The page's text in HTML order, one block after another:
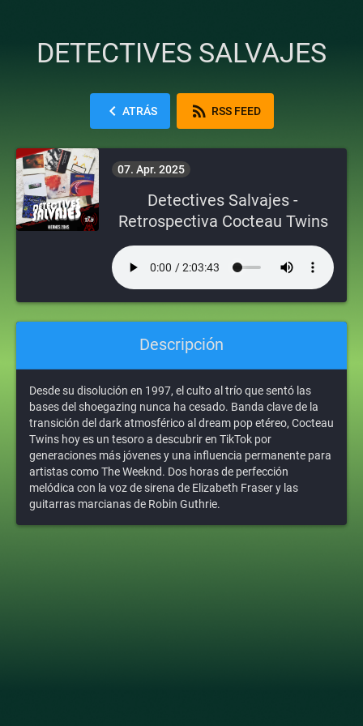
DETECTIVES SALVAJES
chevron_left ATRÁS rss_feed RSS FEED
07. Apr. 2025
Detectives Salvajes -
Retrospectiva Cocteau Twins
Descripción
Desde su disolución en 1997, el culto al trío que sentó las
bases del shoegazing nunca ha cesado. Banda clave de la
transición del dark atmosférico al dream pop etéreo, Cocteau
Twins hoy es un tesoro a descubrir en TikTok por
generaciones más jóvenes y una influencia permanente para
artistas como The Weeknd. Dos horas de perfección
melódica con la voz de sirena de Elizabeth Fraser y las
guitarras marcianas de Robin Guthrie.